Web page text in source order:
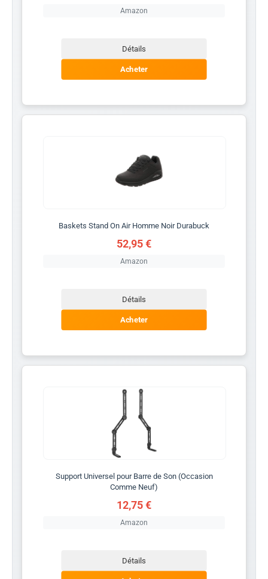
Amazon
Détails
Acheter
Baskets Stand On Air Homme Noir Durabuck
52,95 €
Amazon
Détails
Acheter
Support Universel pour Barre de Son (Occasion
Comme Neuf)
12,75 €
Amazon
Détails